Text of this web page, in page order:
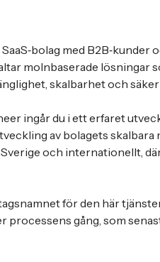
med B2B‑kunder
molnbaserade lösningar
skalbarhet och
ingår du i ett erfaret
av bolagets
och internationellt,
för den här
gång, som